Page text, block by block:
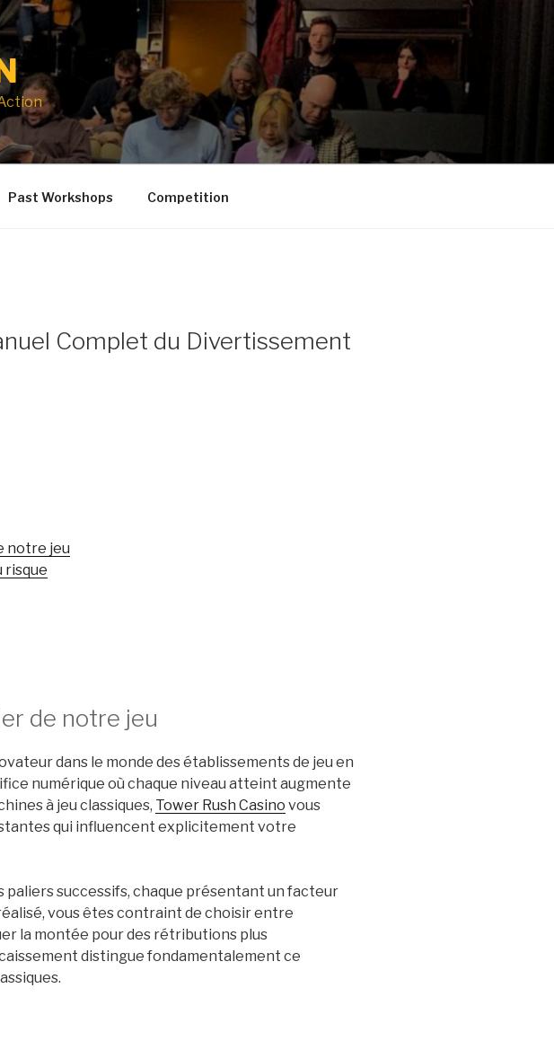
Past Workshops Competition
Complet du Divertissement
notre jeu
risque
de notre jeu
dans le monde des établissements de jeu en
numérique où chaque niveau atteint augmente
à jeu classiques, Tower Rush Casino vous
qui influencent explicitement votre
successifs, chaque présentant un facteur
vous êtes contraint de choisir entre
la montée pour des rétributions plus
distingue fondamentalement ce